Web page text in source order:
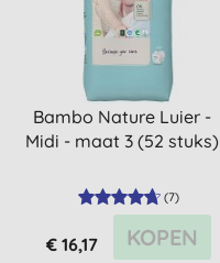
Bambo Nature Luier -
Midi - maat 3 (52 stuks)
(7)
€ 16,17 KOPEN